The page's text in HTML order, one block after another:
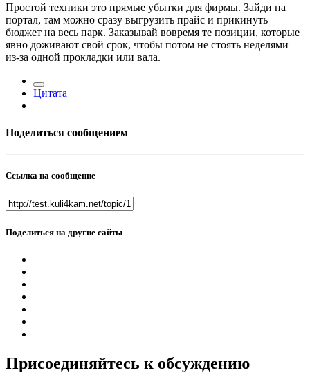
Простой техники это прямые убытки для фирмы. Зайди на
портал, там можно сразу выгрузить прайс и прикинуть
бюджет на весь парк. Заказывай вовремя те позиции, которые
явно доживают свой срок, чтобы потом не стоять неделями
из-за одной прокладки или вала.
Цитата
Поделиться сообщением
Ссылка на сообщение
Поделиться на другие сайты
Присоединяйтесь к обсуждению